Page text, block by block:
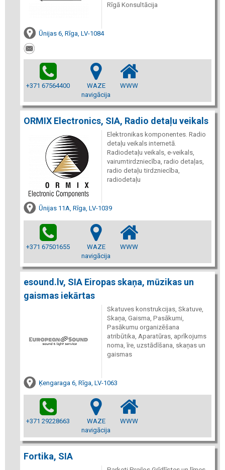
Rīgā Konsultācija
Ūnijas 6, Rīga, LV-1084
+371 67564400
WAZE
navigācija
WWW
ORMIX Electronics, SIA, Radio detaļu veikals
Elektronikas komponentes. Radio
detaļu veikals internetā.
Radiodetaļu veikals, e-veikals,
vairumtirdzniecība, radio detaļas,
radio detaļu tirdzniecība,
radiodetaļu
Ūnijas 11A, Rīga, LV-1039
+371 67501655
WAZE
navigācija
WWW
esound.lv, SIA Eiropas skaņa, mūzikas un
gaismas iekārtas
Skatuves konstrukcijas, Skatuve,
Skaņa, Gaisma, Pasākumi,
Pasākumu organizēšana
atribūtika, Aparatūras, aprīkojums
noma, īre, uzstādīšana, skaņas un
gaismas
Ķengaraga 6, Rīga, LV-1063
+371 29228663
WAZE
navigācija
WWW
Fortika, SIA